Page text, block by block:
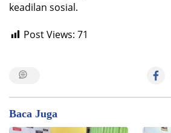
keadilan sosial.
Post Views: 71
Baca Juga